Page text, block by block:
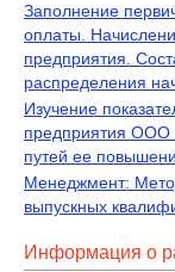
Заполнение
оплаты.
предприятия.
распределения
Изучение
предприятия ООО
путей ее
Менеджмент:
выпускных
Информация о